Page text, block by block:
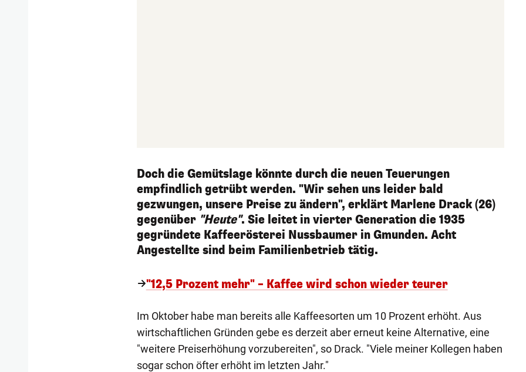
Doch die Gemütslage könnte durch die neuen Teuerungen
empfindlich getrübt werden. "Wir sehen uns leider bald
gezwungen, unsere Preise zu ändern", erklärt Marlene Drack (26)
gegenüber "Heute". Sie leitet in vierter Generation die 1935
gegründete Kaffeerösterei Nussbaumer in Gmunden. Acht
Angestellte sind beim Familienbetrieb tätig.
"12,5 Prozent mehr" – Kaffee wird schon wieder teurer
Im Oktober habe man bereits alle Kaffeesorten um 10 Prozent erhöht. Aus
wirtschaftlichen Gründen gebe es derzeit aber erneut keine Alternative, eine
"weitere Preiserhöhung vorzubereiten", so Drack. "Viele meiner Kollegen haben
sogar schon öfter erhöht im letzten Jahr."